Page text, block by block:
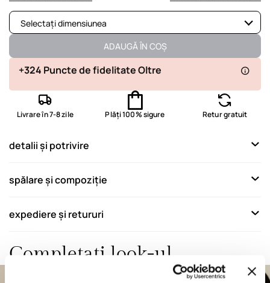
Selectați dimensiunea
Disponibil
Disponibil
Disponibil
Produsul nu este disponibil
ADAUGĂ ÎN COȘ
+324 Puncte de fidelitate Oltre
Livrare în 7-8 zile Plăți 100% sigure Retur gratuit
detalii și potrivire
spălare și compoziție
expediere și retururi
Completați look-ul